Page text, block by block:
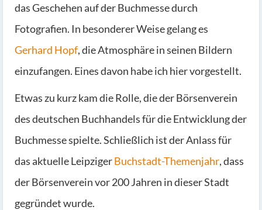
das Geschehen auf der Buchmesse durch
Fotografien. In besonderer Weise gelang es
Gerhard Hopf, die Atmosphäre in seinen Bildern
einzufangen. Eines davon habe ich hier vorgestellt.
Etwas zu kurz kam die Rolle, die der Börsenverein
des deutschen Buchhandels für die Entwicklung der
Buchmesse spielte. Schließlich ist der Anlass für
das aktuelle LeipzigerBuchstadt-Themenjahr, dass
der Börsenverein vor 200 Jahren in dieser Stadt
gegründet wurde.